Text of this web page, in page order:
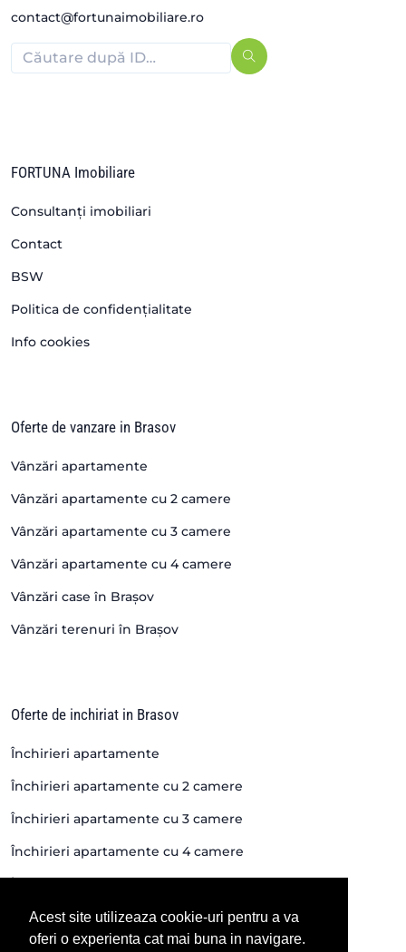
Acest site utilizeaza cookie-uri pentru a va
oferi o experienta cat mai buna in navigare.
contact@fortunaimobiliare.ro
FORTUNA Imobiliare
Consultanți imobiliari
Contact
BSW
Politica de confidențialitate
Info cookies
Oferte de vanzare in Brasov
Vânzări apartamente
Vânzări apartamente cu 2 camere
Vânzări apartamente cu 3 camere
Vânzări apartamente cu 4 camere
Vânzări case în Brașov
Vânzări terenuri în Brașov
Oferte de inchiriat in Brasov
Închirieri apartamente
Închirieri apartamente cu 2 camere
Închirieri apartamente cu 3 camere
Închirieri apartamente cu 4 camere
Închirieri spații în Brașov